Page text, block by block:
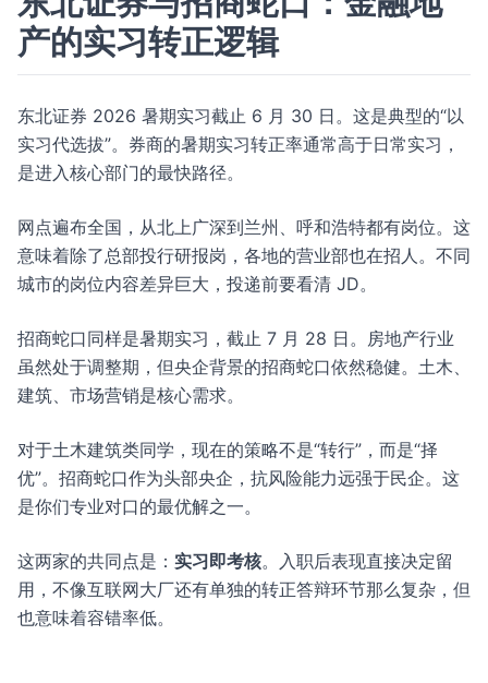
产的实习转正逻辑
东北证券 2026 暑期实习截止 6 月 30 日。这是典型的“以
实习代选拔”。券商的暑期实习转正率通常高于日常实习，
是进入核心部门的最快路径。
网点遍布全国，从北上广深到兰州、呼和浩特都有岗位。这
意味着除了总部投行研报岗，各地的营业部也在招人。不同
城市的岗位内容差异巨大，投递前要看清 JD。
招商蛇口同样是暑期实习，截止 7 月 28 日。房地产行业
虽然处于调整期，但央企背景的招商蛇口依然稳健。土木、
建筑、市场营销是核心需求。
对于土木建筑类同学，现在的策略不是“转行”，而是“择
优”。招商蛇口作为头部央企，抗风险能力远强于民企。这
是你们专业对口的最优解之一。
这两家的共同点是： 实习即考核。入职后表现直接决定留
用，不像互联网大厂还有单独的转正答辩环节那么复杂，但
也意味着容错率低。